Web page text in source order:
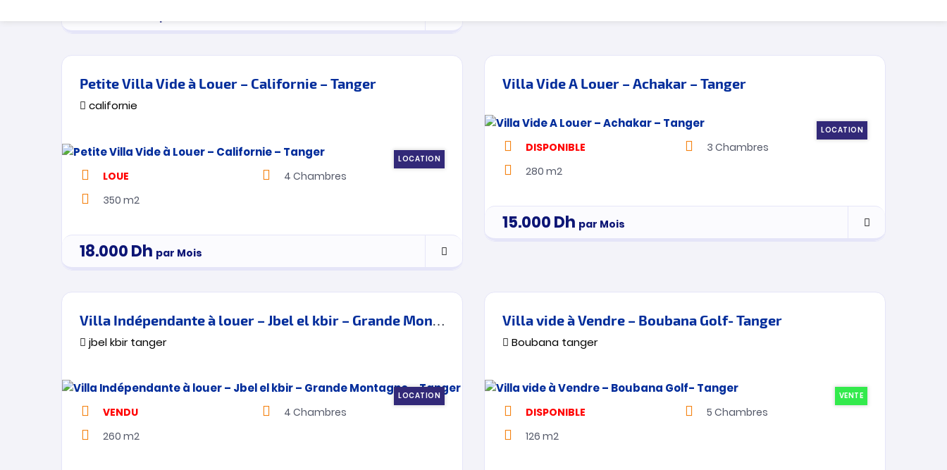
Petite Villa Vide à Louer – Californie – Tanger
californie
LOCATION
LOUE 4 Chambres
350 m2
18.000Dh par Mois
Villa Vide A Louer – Achakar – Tanger
LOCATION
DISPONIBLE 3 Chambres
280 m2
15.000Dh par Mois
Villa Indépendante à louer – Jbel el kbir – Grande Montagne – Tanger
jbel kbir tanger
LOCATION
VENDU 4 Chambres
260 m2
Villa vide à Vendre – Boubana Golf- Tanger
Boubana tanger
VENTE
DISPONIBLE 5 Chambres
126 m2